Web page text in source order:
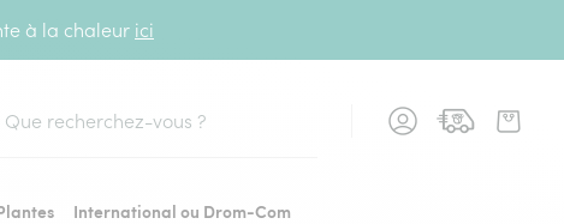
à la chaleur ici
International ou Drom-Com